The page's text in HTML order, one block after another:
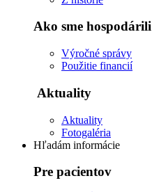
Ako sme hospodárili
Výročné správy
Použitie financií
Aktuality
Aktuality
Fotogaléria
Hľadám informácie
Pre pacientov